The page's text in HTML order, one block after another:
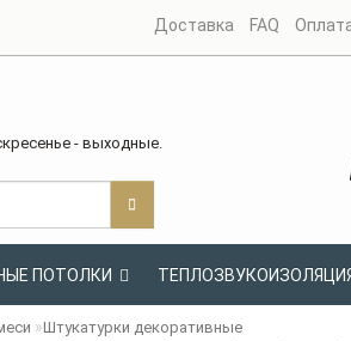
Доставка FAQ
- выходные.
ПОТОЛКИ
Штукатурки декоративные